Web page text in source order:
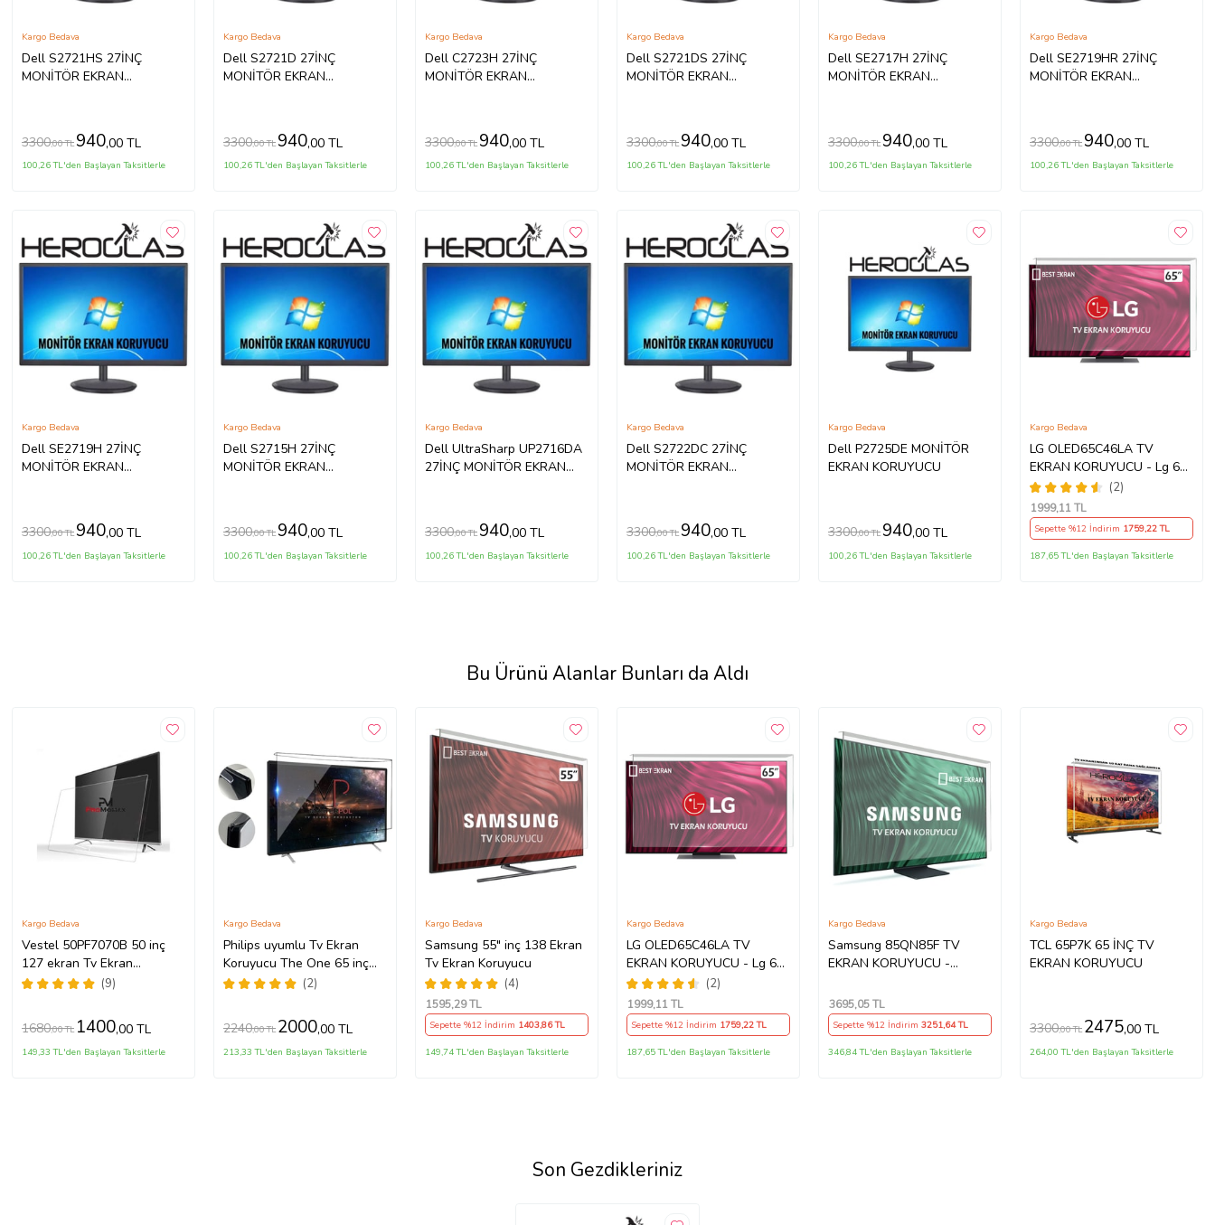
Dell S2721HS 27İNÇ
MONİTÖR EKRAN
Kargo Bedava
3300,00 TL 940,00 TL
100,26 TL'den Başlayan Taksitlerle
Dell S2721D 27İNÇ
MONİTÖR EKRAN
Kargo Bedava
3300,00 TL 940,00 TL
100,26 TL'den Başlayan Taksitlerle
Dell C2723H 27İNÇ
MONİTÖR EKRAN
Kargo Bedava
3300,00 TL 940,00 TL
100,26 TL'den Başlayan Taksitlerle
Dell S2721DS 27İNÇ
MONİTÖR EKRAN
Kargo Bedava
3300,00 TL 940,00 TL
100,26 TL'den Başlayan Taksitlerle
Dell SE2717H 27İNÇ
MONİTÖR EKRAN
Kargo Bedava
3300,00 TL 940,00 TL
100,26 TL'den Başlayan Taksitlerle
Dell SE2719HR 27İNÇ
MONİTÖR EKRAN
Kargo Bedava
3300,00 TL 940,00 TL
100,26 TL'den Başlayan Taksitlerle
Dell SE2719H 27İNÇ
MONİTÖR EKRAN
Kargo Bedava
3300,00 TL 940,00 TL
100,26 TL'den Başlayan Taksitlerle
Dell S2715H 27İNÇ
MONİTÖR EKRAN
Kargo Bedava
3300,00 TL 940,00 TL
100,26 TL'den Başlayan Taksitlerle
Dell UltraSharp UP2716DA
27İNÇ MONİTÖR EKRAN
Kargo Bedava
3300,00 TL 940,00 TL
100,26 TL'den Başlayan Taksitlerle
Dell S2722DC 27İNÇ
MONİTÖR EKRAN
Kargo Bedava
3300,00 TL 940,00 TL
100,26 TL'den Başlayan Taksitlerle
Dell P2725DE MONİTÖR
EKRAN KORUYUCU
Kargo Bedava
3300,00 TL 940,00 TL
100,26 TL'den Başlayan Taksitlerle
LG OLED65C46LA TV
EKRAN KORUYUCU - Lg 65"
inç 4k Oled Evo Ekran
Koruyucu
(2)
Kargo Bedava
1999,11 TL
Sepette %12 İndirim 1759,22 TL
187,65 TL'den Başlayan Taksitlerle
Bu Ürünü Alanlar Bunları da Aldı
Vestel 50PF7070B 50 inç
127 ekran Tv Ekran
Koruyucu
(9)
Kargo Bedava
1680,00 TL 1400,00 TL
149,33 TL'den Başlayan Taksitlerle
Philips uyumlu Tv Ekran
Koruyucu The One 65 inç
inc 4K Ambilight TV
(2)
Kargo Bedava
2240,00 TL 2000,00 TL
213,33 TL'den Başlayan Taksitlerle
Samsung 55" inç 138 Ekran
Tv Ekran Koruyucu
(4)
Kargo Bedava
1595,29 TL
Sepette %12 İndirim 1403,86 TL
149,74 TL'den Başlayan Taksitlerle
LG OLED65C46LA TV
EKRAN KORUYUCU - Lg 65"
inç 4k Oled Evo Ekran
Koruyucu
(2)
Kargo Bedava
1999,11 TL
Sepette %12 İndirim 1759,22 TL
187,65 TL'den Başlayan Taksitlerle
Samsung 85QN85F TV
EKRAN KORUYUCU -
Ekran Tv ekran Koruyucu
QE85QN85FAUXTK
Kargo Bedava
3695,05 TL
Sepette %12 İndirim3251,64 TL
346,84 TL'den Başlayan Taksitlerle
TCL 65P7K 65 İNÇ TV
EKRAN KORUYUCU
Kargo Bedava
3300,00 TL 2475,00 TL
264,00 TL'den Başlayan Taksitlerle
Son Gezdikleriniz